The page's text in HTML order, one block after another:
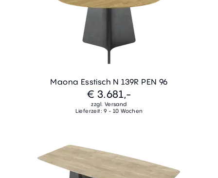
Maona Esstisch N 139R PEN 96
€ 3.681,-
zzgl. Versand
Lieferzeit: 9 - 10 Wochen